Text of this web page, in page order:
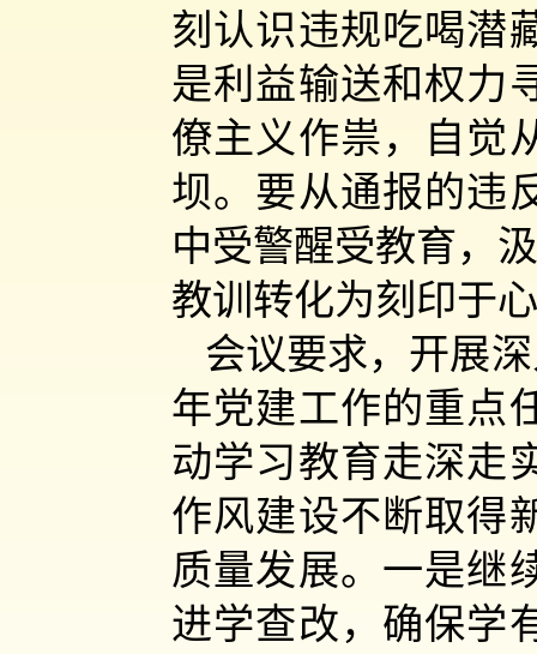
刻认识违规吃喝潜
是利益输送和权力
僚主义作祟，自觉
坝。要从通报的违
中受警醒受教育，
教训转化为刻印于
会议要求，开展
年党建工作的重点
动学习教育走深走
作风建设不断取得
质量发展。一是继
进学查改，确保学